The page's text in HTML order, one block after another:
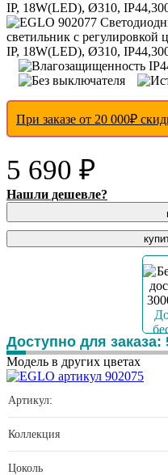
При заказе от 20 000₽
5 690 ₽
Нашли дешевле?
Доступно для заказа:
Модель в других цветах
Артикул:
Коллекция
Цоколь